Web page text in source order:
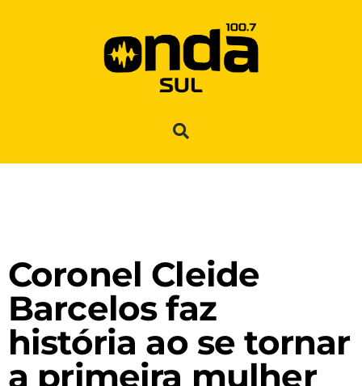
Coronel Cleide
Barcelos faz
história ao se tornar
a primeira mulher